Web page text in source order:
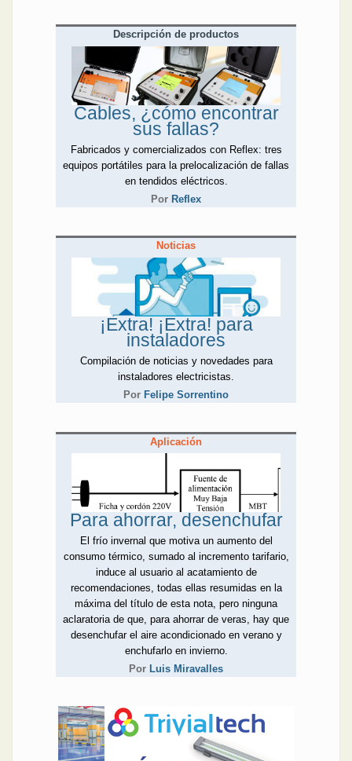
Descripción de productos
Cables, ¿cómo encontrar
sus fallas?
Fabricados y comercializados con Reflex: tres
equipos portátiles para la prelocalización de fallas
en tendidos eléctricos.
Por Reflex
Noticias
¡Extra! ¡Extra! para
instaladores
Compilación de noticias y novedades para
instaladores electricistas.
Por Felipe Sorrentino
Aplicación
Para ahorrar, desenchufar
El frío invernal que motiva un aumento del
consumo térmico, sumado al incremento tarifario,
induce al usuario al acatamiento de
recomendaciones, todas ellas resumidas en la
máxima del título de esta nota, pero ninguna
aclaratoria de que, para ahorrar de veras, hay que
desenchufar el aire acondicionado en verano y
enchufarlo en invierno.
Por Luis Miravalles